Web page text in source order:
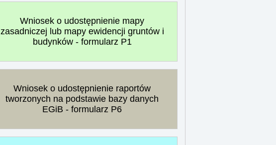
Wniosek o udostępnienie mapy
zasadniczej lub mapy ewidencji gruntów i
budynków - formularz P1
Wniosek o udostępnienie raportów
tworzonych na podstawie bazy danych
EGiB - formularz P6